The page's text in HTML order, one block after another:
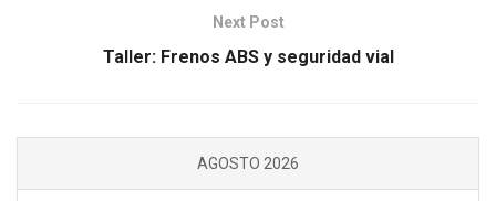
Next Post
Taller: Frenos ABS y seguridad vial
AGOSTO 2026